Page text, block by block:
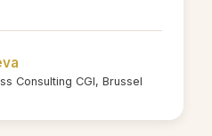
Her ability to create
insightful learning
both relevant and
After the session,
Consulting CGI, Brussel